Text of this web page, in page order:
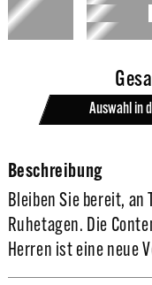
Auswahl in
Beschreibung
Bleiben Sie bereit,
Ruhetagen. Die
Herren ist eine neue
Trainingsanzugserie.
Bleiben Sie bereit,
Ruhetagen. Die
Herren ist eine neue